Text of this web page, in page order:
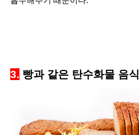
3. 빵과 같은 탄수화물 음식